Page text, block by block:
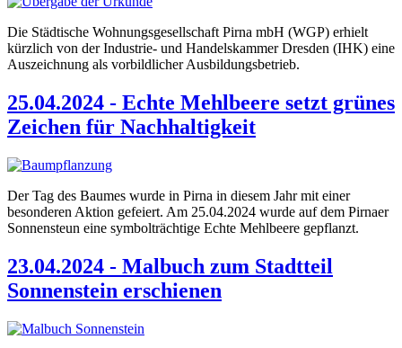
Die Städtische Wohnungsgesellschaft Pirna mbH (WGP) erhielt
kürzlich von der Industrie- und Handelskammer Dresden (IHK) eine
Auszeichnung als vorbildlicher Ausbildungsbetrieb.
25.04.2024 - Echte Mehlbeere setzt grünes
Zeichen für Nachhaltigkeit
Der Tag des Baumes wurde in Pirna in diesem Jahr mit einer
besonderen Aktion gefeiert. Am 25.04.2024 wurde auf dem Pirnaer
Sonnensteun eine symbolträchtige Echte Mehlbeere gepflanzt.
23.04.2024 - Malbuch zum Stadtteil
Sonnenstein erschienen